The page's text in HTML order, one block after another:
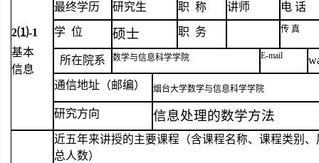
2⑴-1
基本
信息
最终学历 研究生 职 称 讲师 电 话
学 位 硕士 职 务 传 真
所在院系 数学与信息科学学院 E-mail
通信地址（邮编） 烟台大学数学与信息科学学院
研究方向 信息处理的数学方法
近五年来讲授的主要课程（含课程名称、课程类别
总人数）